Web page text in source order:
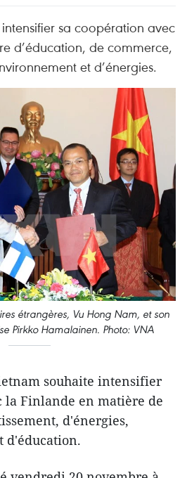
sa coopération avec
d’éducation, de commerce,
et d’énergies.
étrangères, Vu Hong Nam, et son
Pirkko Hamalainen. Photo: VNA
souhaite intensifier
la Finlande en matière de
d'énergies,
d'éducation.